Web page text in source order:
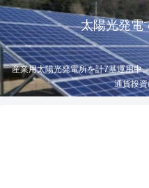
太陽光発電
産業用太陽光発電所を計7基運用中
通貨投